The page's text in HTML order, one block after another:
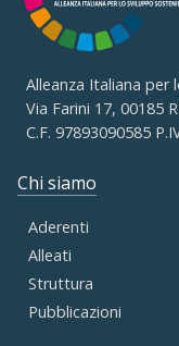
Alleanza Italiana per
Via Farini 17, 00185
C.F. 97893090585
Chi siamo
Aderenti
Alleati
Struttura
Pubblicazioni